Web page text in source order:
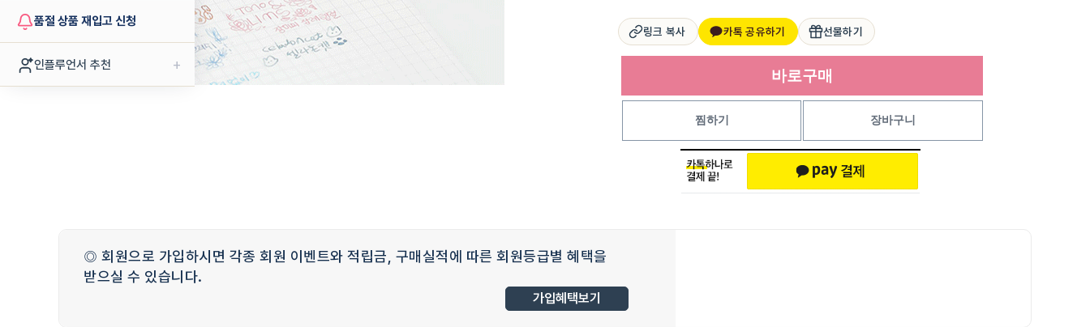
품절 상품 재입고 신청
인플루언서 추천 +
링크 복사 카톡 공유하기 선물하기
바로구매
장바구니
찜하기
◎ 회원으로 가입하시면 각종 회원 이벤트와 적립금, 구매실적에 따른 회원등급별 혜택을
받으실 수 있습니다.
가입혜택보기